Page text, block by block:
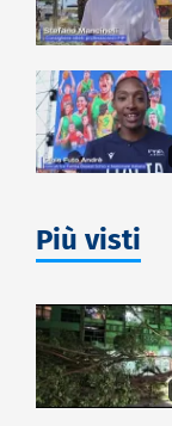
Più visti